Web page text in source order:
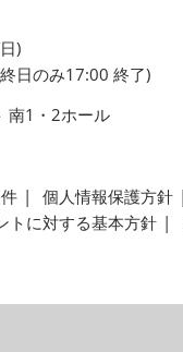
)
日のみ17:00 終了)
南1・2ホール
個人情報保護方針
トに対する基本方針